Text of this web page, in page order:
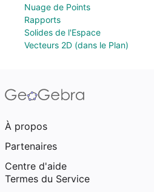
Nuage de Points
Rapports
Solides de l'Espace
Vecteurs 2D (dans le Plan)
À propos
Partenaires
Centre d'aide
Termes du Service